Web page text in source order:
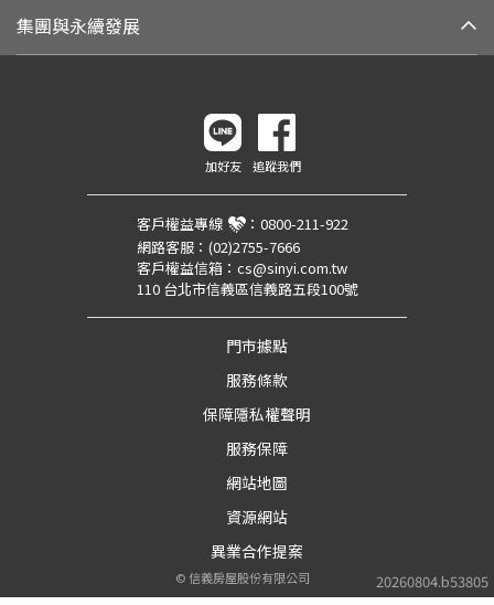
集團與永續發展
20260804.b53805
加好友 追蹤我們
客戶權益專線 ： 0800-211-922
網路客服： (02)2755-7666
客戶權益信箱： cs@sinyi.com.tw
110 台北市信義區信義路五段100號
門市據點
服務條款
保障隱私權聲明
服務保障
網站地圖
資源網站
異業合作提案
©信義房屋股份有限公司